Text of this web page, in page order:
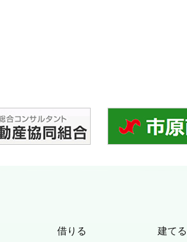
借りる 建てる